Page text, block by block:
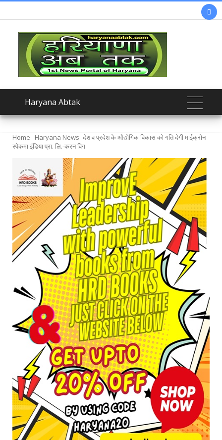

Haryana Abtak
Home Haryana News देश व प्रदेश के औद्योगिक विकास को गति देगी माईक्रोन
स्पेकमा इंडिया प्रा. लि.-करन विग